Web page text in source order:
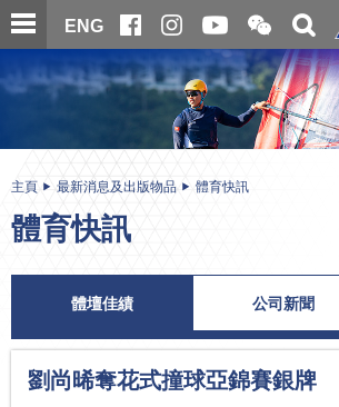
跳
至
內
ENG
開
合
微
信
二
維
碼
關
搜
尋
内
主頁 最新消息及出版物品 體育快訊
體育快訊
體壇佳績 公司新聞
劉尚晞奪花式撞球亞錦賽銀牌